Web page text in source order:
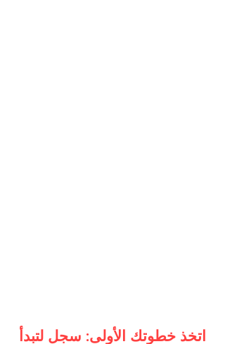
اتخذ خطوتك الأولى: سجل لتبدأ